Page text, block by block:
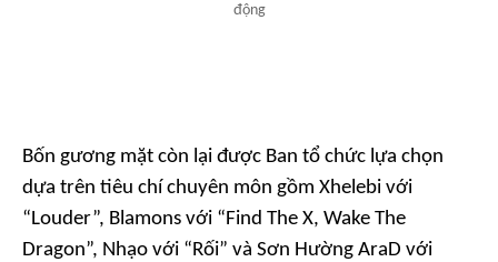
động
Bốn gương mặt còn lại được Ban tổ chức lựa chọn
dựa trên tiêu chí chuyên môn gồm Xhelebi với
“Louder”, Blamons với “Find The X, Wake The
Dragon”, Nhạo với “Rối” và Sơn Hường AraD với